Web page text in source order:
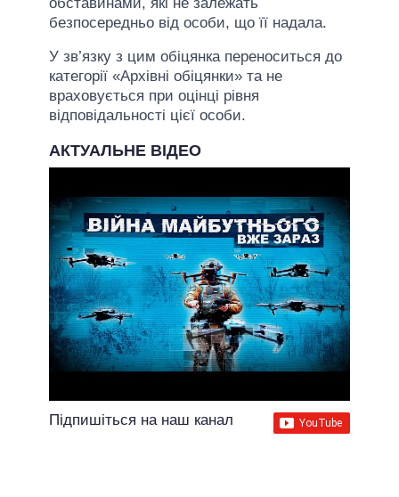
безпосередньо від особи, що її надала.
У зв’язку з цим обіцянка переноситься до
категорії «Архівні обіцянки» та не
враховується при оцінці рівня
відповідальності цієї особи.
АКТУАЛЬНЕ ВІДЕО
Підпишіться на наш канал